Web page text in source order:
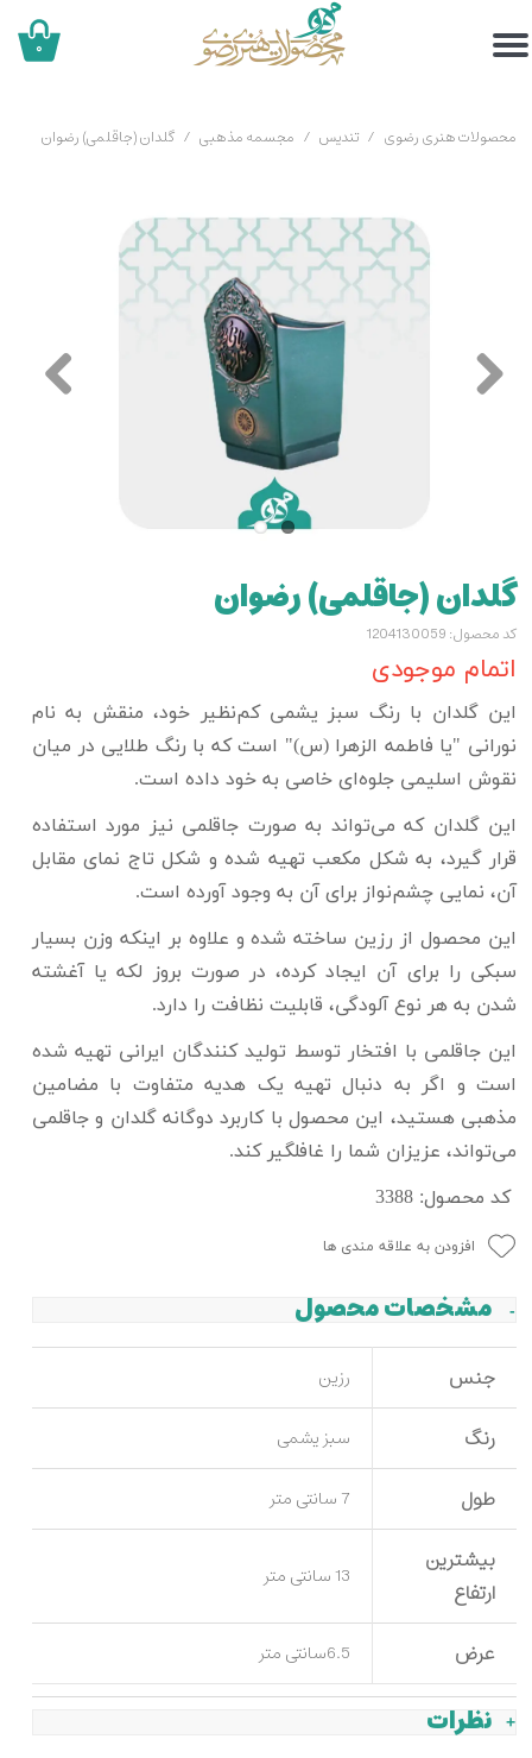
۰
محصولات هنری رضوی تندیس مجسمه مذهبی گلدان (جاقلمی) رضوان
گلدان (جاقلمی) رضوان
کد محصول: 1204130059
اتمام موجودی
این گلدان با رنگ سبز یشمی کم‌نظیر خود، منقش به نام
نورانی "یا فاطمه الزهرا (س)" است که با رنگ طلایی در میان
نقوش اسلیمی جلوه‌ای خاصی به خود داده است.
این گلدان که می‌تواند به صورت جاقلمی نیز مورد استفاده
قرار گیرد، به شکل مکعب تهیه شده و شکل تاج نمای مقابل
آن، نمایی چشم‌نواز برای آن به وجود آورده است.
این محصول از رزین ساخته شده و علاوه بر اینکه وزن بسیار
سبکی را برای آن ایجاد کرده، در صورت بروز لکه‌ یا آغشته
شدن به هر نوع آلودگی، قابلیت نظافت را دارد.
این جاقلمی با افتخار توسط تولید کنندگان ایرانی تهیه شده
است و اگر به دنبال تهیه یک هدیه متفاوت با مضامین
مذهبی هستید، این محصول با کاربرد دوگانه گلدان و جاقلمی
می‌تواند، عزیزان شما را غافلگیر کند.
کد محصول: 3388
افزودن به علاقه مندی ها
مشخصات محصول
جنس رزین
رنگ سبز یشمی
طول 7 سانتی متر
بیشترین
ارتفاع
13 سانتی متر
عرض 6.5سانتی متر
نظرات